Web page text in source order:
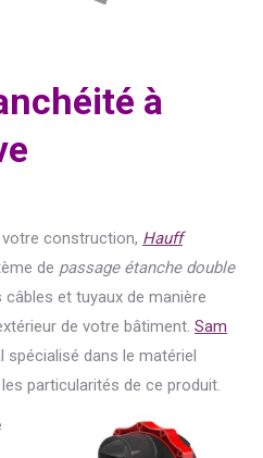
à
votre construction, Hauff
de passage étanche double
et tuyaux de manière
de votre bâtiment. Sam
dans le matériel
particularités de ce produit.